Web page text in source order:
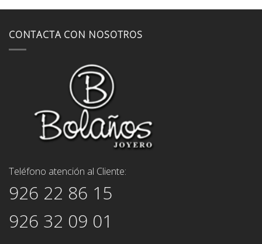
CONTACTA CON NOSOTROS
Teléfono atención al Cliente:
926 22 86 15
926 32 09 01